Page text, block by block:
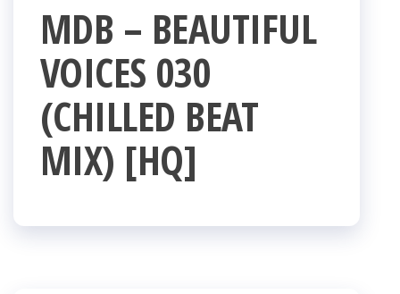
MDB – BEAUTIFUL
VOICES 030
(CHILLED BEAT
MIX) [HQ]